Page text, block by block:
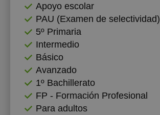
Apoyo escolar
PAU (Examen de selectividad)
5º Primaria
Intermedio
Básico
Avanzado
1º Bachillerato
FP - Formación Profesional
Para adultos
19:00
21:00